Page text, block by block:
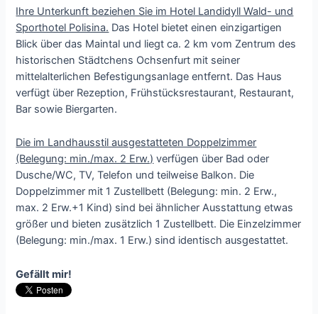
Ihre Unterkunft beziehen Sie im Hotel Landidyll Wald- und
Sporthotel Polisina. Das Hotel bietet einen einzigartigen
Blick über das Maintal und liegt ca. 2 km vom Zentrum des
historischen Städtchens Ochsenfurt mit seiner
mittelalterlichen Befestigungsanlage entfernt. Das Haus
verfügt über Rezeption, Frühstücksrestaurant, Restaurant,
Bar sowie Biergarten.
Die im Landhausstil ausgestatteten Doppelzimmer
(Belegung: min./max. 2 Erw.) verfügen über Bad oder
Dusche/WC, TV, Telefon und teilweise Balkon. Die
Doppelzimmer mit 1 Zustellbett (Belegung: min. 2 Erw.,
max. 2 Erw.+1 Kind) sind bei ähnlicher Ausstattung etwas
größer und bieten zusätzlich 1 Zustellbett. Die Einzelzimmer
(Belegung: min./max. 1 Erw.) sind identisch ausgestattet.
Gefällt mir!